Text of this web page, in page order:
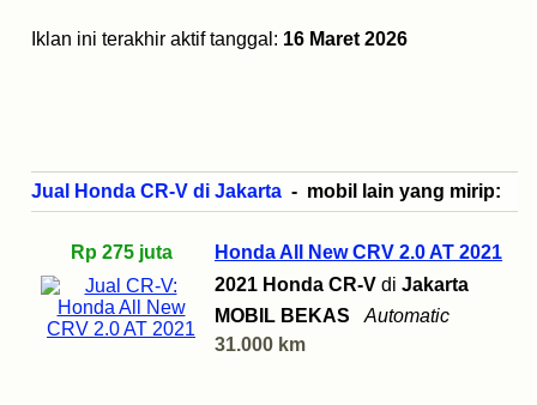
Iklan ini terakhir aktif tanggal: 16 Maret 2026
Jual Honda CR-V di Jakarta - mobil lain yang mirip:
Rp 275 juta
Honda All New CRV 2.0 AT 2021
2021 Honda CR-V di Jakarta
MOBIL BEKAS
Automatic
31.000 km